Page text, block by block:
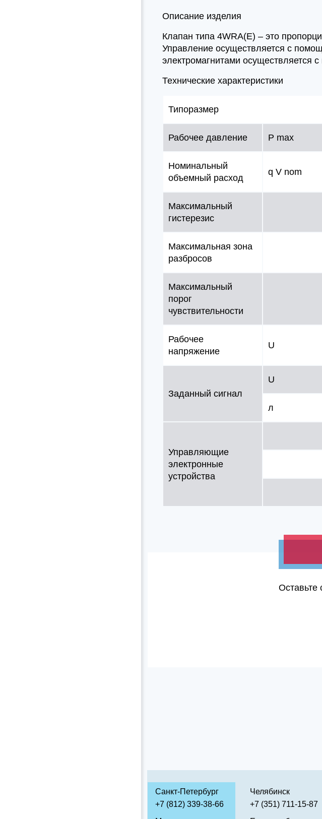
Описание изделия
Клапан типа 4WRA(E) – это
Управление осуществляется с
электромагнитами осуществляется
Технические характеристики
Типоразмер
Рабочее давление P max
Номинальный
объемный расход
q V nom
Максимальный
гистерезис
Максимальная зона
разбросов
Максимальный
порог
чувствительности
Рабочее
напряжение
U
Заданный сигнал
U
л
Управляющие
электронные
устройства
Оставьте
Санкт-Петербург
+7 (812) 339-38-66
Челябинск
+7 (351) 711-15-87